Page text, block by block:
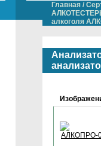
Главная /
алкоголя